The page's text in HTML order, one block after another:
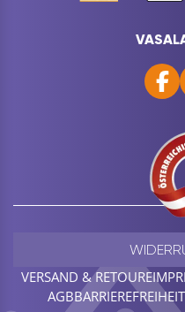
VERSAND & RETOURE
AGBBARRIEREFREIHEIT